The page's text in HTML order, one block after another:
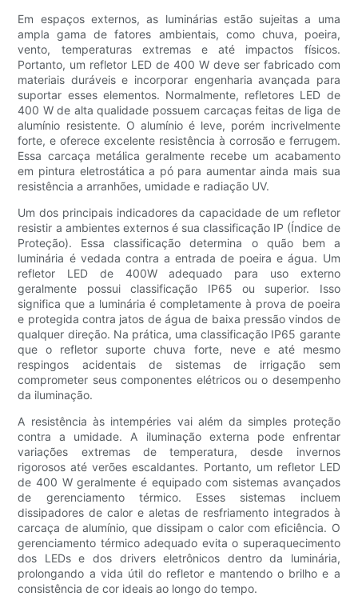
Em espaços externos, as luminárias estão sujeitas a uma
ampla gama de fatores ambientais, como chuva, poeira,
vento, temperaturas extremas e até impactos físicos.
Portanto, um refletor LED de 400 W deve ser fabricado com
materiais duráveis ​​e incorporar engenharia avançada para
suportar esses elementos. Normalmente, refletores LED de
400 W de alta qualidade possuem carcaças feitas de liga de
alumínio resistente. O alumínio é leve, porém incrivelmente
forte, e oferece excelente resistência à corrosão e ferrugem.
Essa carcaça metálica geralmente recebe um acabamento
em pintura eletrostática a pó para aumentar ainda mais sua
resistência a arranhões, umidade e radiação UV.
Um dos principais indicadores da capacidade de um refletor
resistir a ambientes externos é sua classificação IP (Índice de
Proteção). Essa classificação determina o quão bem a
luminária é vedada contra a entrada de poeira e água. Um
refletor LED de 400W adequado para uso externo
geralmente possui classificação IP65 ou superior. Isso
significa que a luminária é completamente à prova de poeira
e protegida contra jatos de água de baixa pressão vindos de
qualquer direção. Na prática, uma classificação IP65 garante
que o refletor suporte chuva forte, neve e até mesmo
respingos acidentais de sistemas de irrigação sem
comprometer seus componentes elétricos ou o desempenho
da iluminação.
A resistência às intempéries vai além da simples proteção
contra a umidade. A iluminação externa pode enfrentar
variações extremas de temperatura, desde invernos
rigorosos até verões escaldantes. Portanto, um refletor LED
de 400 W geralmente é equipado com sistemas avançados
de gerenciamento térmico. Esses sistemas incluem
dissipadores de calor e aletas de resfriamento integrados à
carcaça de alumínio, que dissipam o calor com eficiência. O
gerenciamento térmico adequado evita o superaquecimento
dos LEDs e dos drivers eletrônicos dentro da luminária,
prolongando a vida útil do refletor e mantendo o brilho e a
consistência de cor ideais ao longo do tempo.